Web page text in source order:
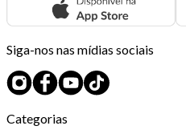
Siga-nos nas mídias sociais
Categorias